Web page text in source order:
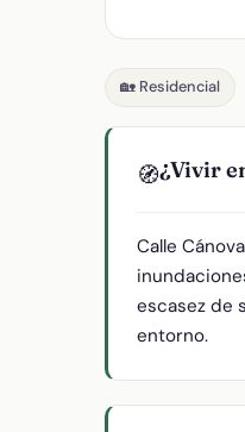
🏡 Residencial
🧭¿Vivir
Calle
escasez de
entorno.